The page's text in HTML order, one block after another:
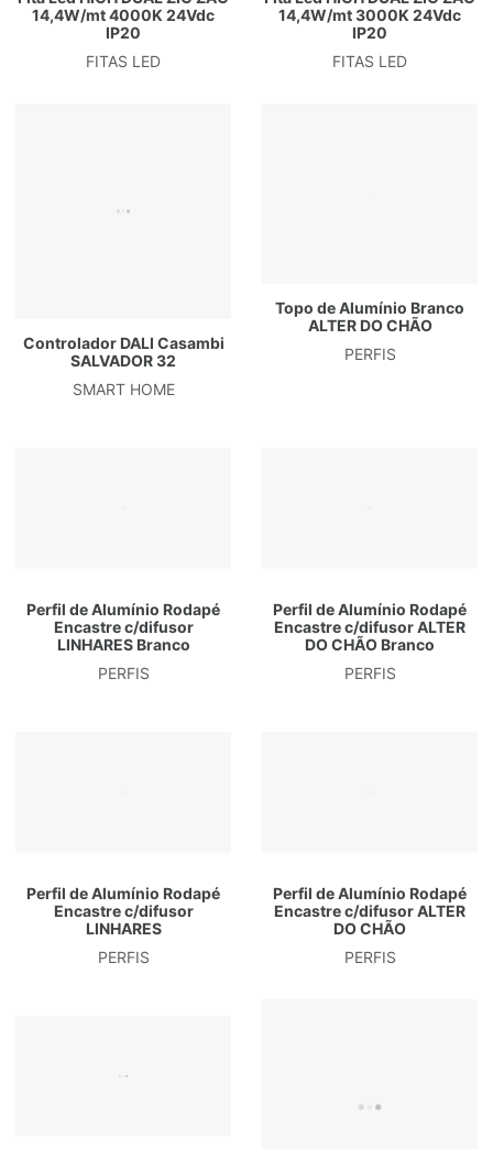
14,4W/mt 4000K 24Vdc
IP20
FITAS LED
14,4W/mt 3000K 24Vdc
IP20
FITAS LED
Controlador DALI Casambi
SALVADOR 32
SMART HOME
Topo de Alumínio Branco
ALTER DO CHÃO
PERFIS
Perfil de Alumínio Rodapé
Encastre c/difusor
LINHARES Branco
PERFIS
Perfil de Alumínio Rodapé
Encastre c/difusor ALTER
DO CHÃO Branco
PERFIS
Perfil de Alumínio Rodapé
Encastre c/difusor
LINHARES
PERFIS
Perfil de Alumínio Rodapé
Encastre c/difusor ALTER
DO CHÃO
PERFIS